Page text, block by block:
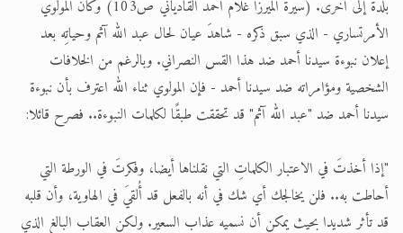
بلدة إلى أخرى. (سيرة الميرزا غلام أحمد القادياني ص103) وكان المولوي
الأمرتساري - الذي سبق ذكره - شاهدَ عيان لحال عبد الله آثم وحياتِه بعد
إعلان نبوءة سيدنا أحمد ضد هذا القس النصراني. وبالرغم من الخلافات
الشخصية ومؤامراته ضد سيدنا أحمد - فإن المولوي ثناء الله اعترف بأن نبوءة
سيدنا أحمد ضد "عبد الله آثم" قد تحققت طبقًا لكلمات النبوءة.. فصرح قائلا:
"إذا أخذتَ في الاعتبار الكلماتِ التي نقلناها أيضا، وفكرتَ في الورطة التي
أحاطت به.. فلن يخالجك أي شك في أنه بالفعل قد أُلقيَ في الهاوية، وأن قلبه
قد تأثر شديدا بحيث يمكن أن نسميه عذاب السعير. ولكن العقاب البالغ الذي